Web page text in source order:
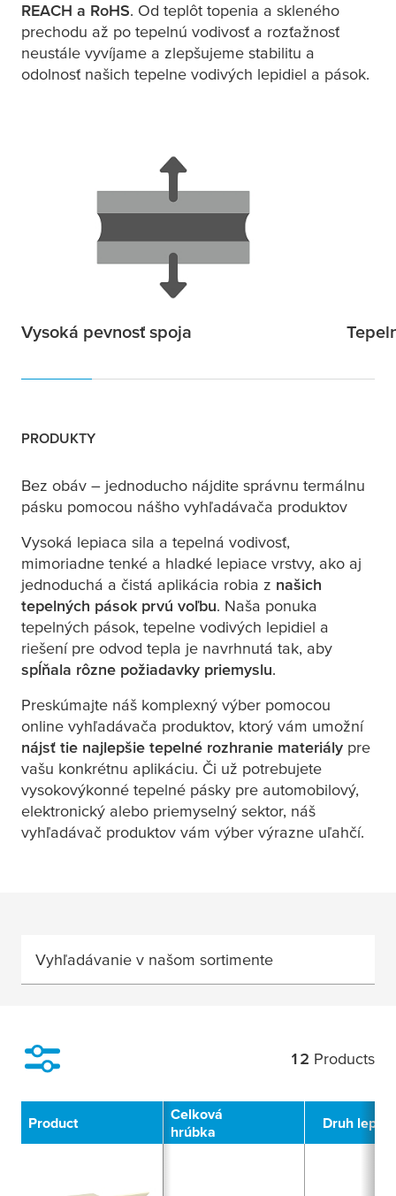
REACH a RoHS. Od teplôt topenia a skleného
prechodu až po tepelnú vodivosť a rozťažnosť
neustále vyvíjame a zlepšujeme stabilitu a
odolnosť našich tepelne vodivých lepidiel a pások.
Vysoká pevnosť spoja
PRODUKTY
Bez obáv – jednoducho nájdite správnu termálnu
pásku pomocou nášho vyhľadávača produktov
Vysoká lepiaca sila a tepelná vodivosť,
mimoriadne tenké a hladké lepiace vrstvy, ako aj
jednoduchá a čistá aplikácia robia z našich
tepelných pások prvú voľbu. Naša ponuka
tepelných pások, tepelne vodivých lepidiel a
riešení pre odvod tepla je navrhnutá tak, aby
spĺňala rôzne požiadavky priemyslu.
Preskúmajte náš komplexný výber pomocou
online vyhľadávača produktov, ktorý vám umožní
nájsť tie najlepšie tepelné rozhranie materiály pre
vašu konkrétnu aplikáciu. Či už potrebujete
vysokovýkonné tepelné pásky pre automobilový,
elektronický alebo priemyselný sektor, náš
vyhľadávač produktov vám výber výrazne uľahčí.
Vyhľadávanie v našom sortimente
12 Products
Product
Celková
hrúbka
Druh